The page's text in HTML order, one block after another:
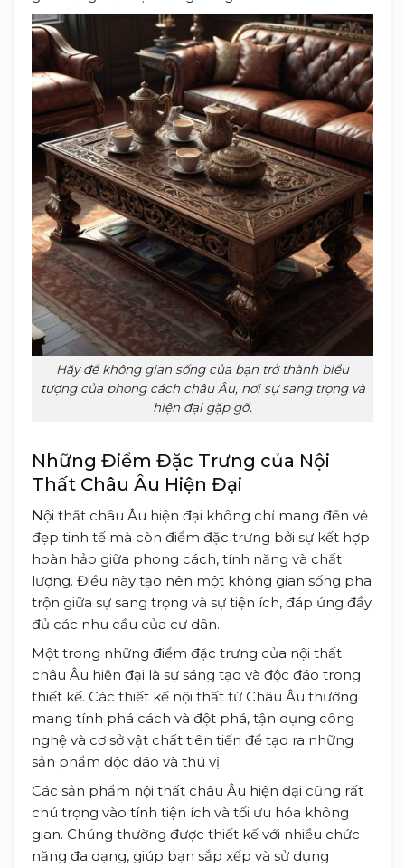
Hãy để không gian sống của bạn trở thành biểu
tượng của phong cách châu Âu, nơi sự sang trọng và
hiện đại gặp gỡ.
Những Điểm Đặc Trưng của Nội
Thất Châu Âu Hiện Đại
Nội thất châu Âu hiện đại không chỉ mang đến vẻ
đẹp tinh tế mà còn điểm đặc trưng bởi sự kết hợp
hoàn hảo giữa phong cách, tính năng và chất
lượng. Điều này tạo nên một không gian sống pha
trộn giữa sự sang trọng và sự tiện ích, đáp ứng đầy
đủ các nhu cầu của cư dân.
Một trong những điểm đặc trưng của nội thất
châu Âu hiện đại là sự sáng tạo và độc đáo trong
thiết kế. Các thiết kế nội thất từ Châu Âu thường
mang tính phá cách và đột phá, tận dụng công
nghệ và cơ sở vật chất tiên tiến để tạo ra những
sản phẩm độc đáo và thú vị.
Các sản phẩm nội thất châu Âu hiện đại cũng rất
chú trọng vào tính tiện ích và tối ưu hóa không
gian. Chúng thường được thiết kế với nhiều chức
năng đa dạng, giúp bạn sắp xếp và sử dụng